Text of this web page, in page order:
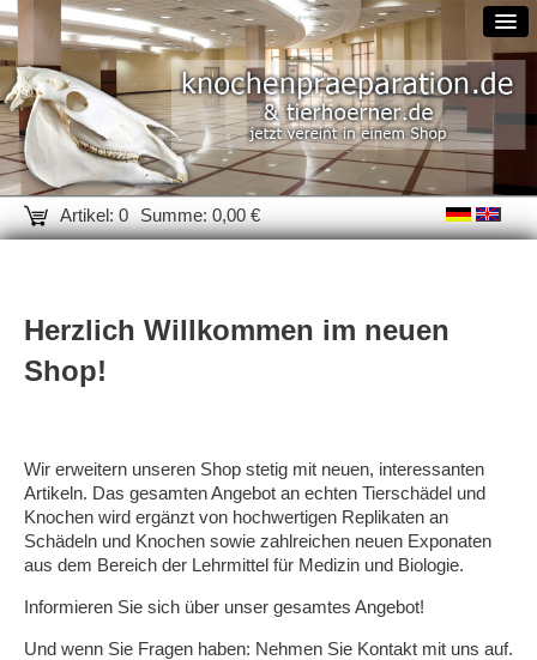
Artikel: 0 Summe: 0,00 €
Herzlich Willkommen im neuen
Shop!
Wir erweitern unseren Shop stetig mit neuen, interessanten
Artikeln. Das gesamten Angebot an echten Tierschädel und
Knochen wird ergänzt von hochwertigen Replikaten an
Schädeln und Knochen sowie zahlreichen neuen Exponaten
aus dem Bereich der Lehrmittel für Medizin und Biologie.
Informieren Sie sich über unser gesamtes Angebot!
Und wenn Sie Fragen haben: Nehmen Sie Kontakt mit uns auf.